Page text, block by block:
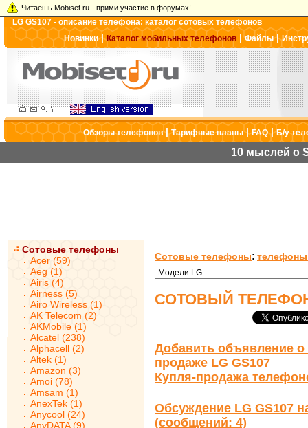
Читаешь Mobiset.ru - прими участие в форумах!
LG GS107 - описание телефона: каталог сотовых телефонов
Новинки|Каталог мобильных телефонов |Файлы|
Обзоры телефонов|Тарифные планы|FAQ|Б/у
10 мыслей о
Сотовые телефоны
Acer (59)
Aeg (1)
Airis (4)
Airness (5)
Airo Wireless (1)
AK Telecom (2)
AKMobile (1)
Alcatel (238)
Alphacell (2)
Altek (1)
Amazon (3)
Amoi (78)
Amsam (1)
AnexTek (1)
Anycool (24)
AnyDATA (9)
Сотовые телефоны:
СОТОВЫЙ ТЕЛЕФОН
Добавить объявление о
продаже LG GS107
Купля-продажа
Обсуждение LG GS107
(сообщений: 4)